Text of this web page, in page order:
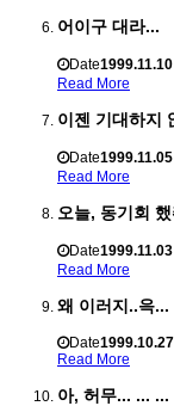
어이구 대라...
Date1999.11.10
Read More
이젠 기대하지
Date1999.11.05
Read More
오늘, 동기회
Date1999.11.03
Read More
왜 이러지..윽...
Date1999.10.27
Read More
아, 허무... ... ...